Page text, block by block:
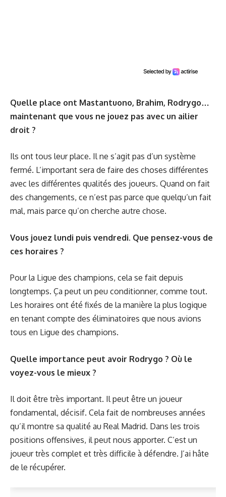
Quelle place ont Mastantuono, Brahim, Rodrygo…
maintenant que vous ne jouez pas avec un ailier
droit ?
Ils ont tous leur place. Il ne s’agit pas d’un système
fermé. L’important sera de faire des choses différentes
avec les différentes qualités des joueurs. Quand on fait
des changements, ce n’est pas parce que quelqu’un fait
mal, mais parce qu’on cherche autre chose.
Vous jouez lundi puis vendredi. Que pensez-vous de
ces horaires ?
Pour la Ligue des champions, cela se fait depuis
longtemps. Ça peut un peu conditionner, comme tout.
Les horaires ont été fixés de la manière la plus logique
en tenant compte des éliminatoires que nous avions
tous en Ligue des champions.
Quelle importance peut avoir Rodrygo ? Où le
voyez-vous le mieux ?
Il doit être très important. Il peut être un joueur
fondamental, décisif. Cela fait de nombreuses années
qu’il montre sa qualité au Real Madrid. Dans les trois
positions offensives, il peut nous apporter. C’est un
joueur très complet et très difficile à défendre. J’ai hâte
de le récupérer.